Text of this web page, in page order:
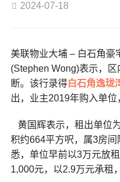
2024-07-18
美联物业大埔 – 白石角豪
(Stephen Wong)表示，
断。该行录得白石角逸珑
出，业主2019年购入单位
黄国辉表示，租出单位
积约664平方呎，属3房
悉，单位早前以3万元放
1,000元，以2.9万元承租